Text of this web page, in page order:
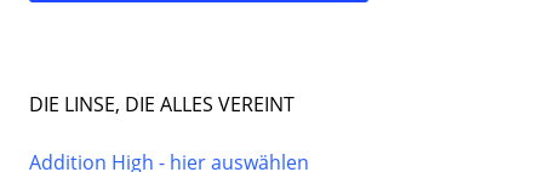
DIE LINSE, DIE ALLES VEREINT
Addition High - hier auswählen